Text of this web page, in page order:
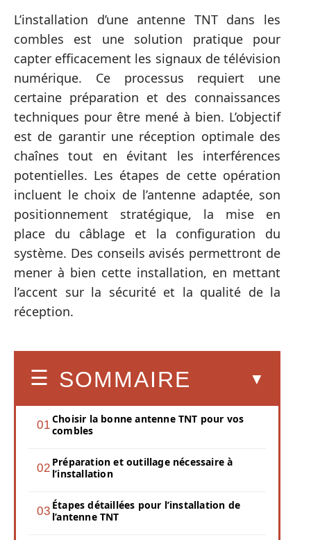
L’installation d’une antenne TNT dans les
combles est une solution pratique pour
capter efficacement les signaux de télévision
numérique. Ce processus requiert une
certaine préparation et des connaissances
techniques pour être mené à bien. L’objectif
est de garantir une réception optimale des
chaînes tout en évitant les interférences
potentielles. Les étapes de cette opération
incluent le choix de l’antenne adaptée, son
positionnement stratégique, la mise en
place du câblage et la configuration du
système. Des conseils avisés permettront de
mener à bien cette installation, en mettant
l’accent sur la sécurité et la qualité de la
réception.
SOMMAIRE
Choisir la bonne antenne TNT pour vos
combles
Préparation et outillage nécessaire à
l’installation
Étapes détaillées pour l’installation de
l’antenne TNT